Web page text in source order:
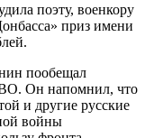
поэту, военкору
приз имени
пообещал
Он напомнил, что
и другие русские
войны